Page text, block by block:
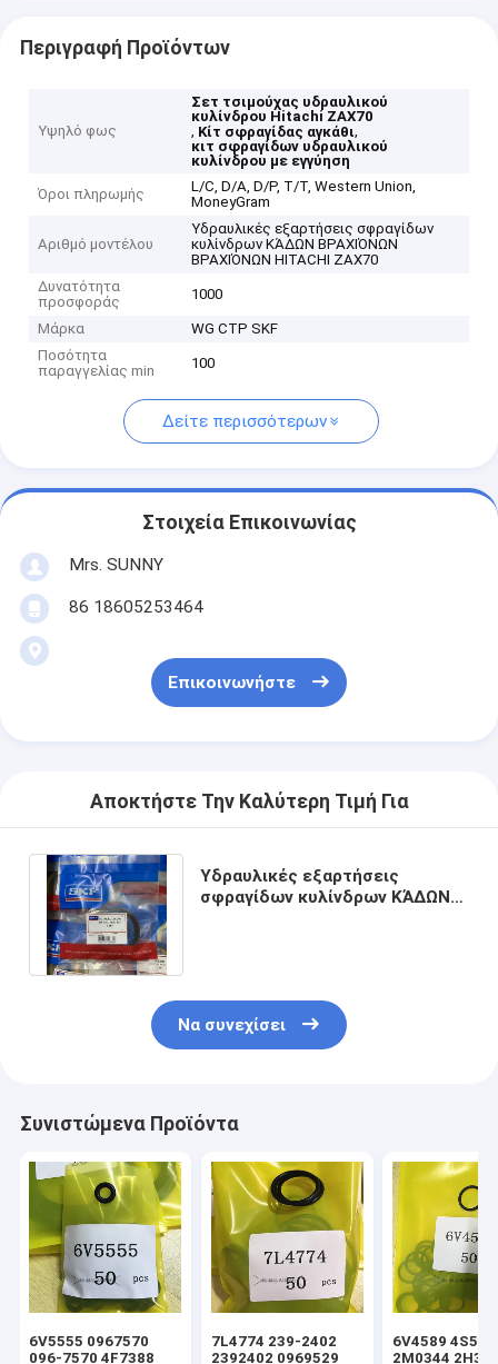
Περιγραφή Προϊόντων
Υψηλό φως
Σετ τσιμούχας υδραυλικού
κυλίνδρου Hitachi ZAX70
, Κίτ σφραγίδας αγκάθι,
κιτ σφραγίδων υδραυλικού
κυλίνδρου με εγγύηση
Όροι πληρωμής
L/C, D/A, D/P, T/T, Western Union,
MoneyGram
Αριθμό μοντέλου
Υδραυλικές εξαρτήσεις σφραγίδων
κυλίνδρων ΚΆΔΩΝ ΒΡΑΧΙΌΝΩΝ
ΒΡΑΧΙΌΝΩΝ HITACHI ZAX70
Δυνατότητα
προσφοράς
1000
Μάρκα
WG CTP SKF
Ποσότητα
παραγγελίας min
100
Δείτε περισσότερων
Στοιχεία Επικοινωνίας
Mrs. SUNNY
86 18605253464
Επικοινωνήστε
Αποκτήστε Την Καλύτερη Τιμή Για
Υδραυλικές εξαρτήσεις
σφραγίδων κυλίνδρων ΚΆΔΩΝ
Να συνεχίσει
Συνιστώμενα Προϊόντα
6V5555 0967570
096-7570 4F7388
7L4774 239-2402
2392402 0969529
6V4589
2M0344